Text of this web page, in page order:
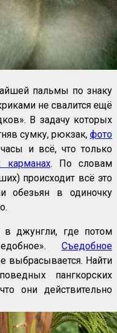
пальмы по знаку
не свалится ещё
В задачу которых
сумку, рюкзак, фото
и всё, что только
. По словам
происходит всё это
обезьян в одиночку
джунгли, где потом
Съедобное
выбрасывается. Найти
пангкорских
они действительно